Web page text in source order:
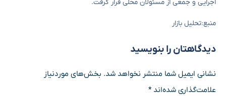
اجرایی و جمعی از مسئولان محلی قرار گرفت.
منبع:تحلیل بازار
دیدگاهتان را بنویسید
نشانی ایمیل شما منتشر نخواهد شد. بخش‌های موردنیاز
علامت‌گذاری شده‌اند*